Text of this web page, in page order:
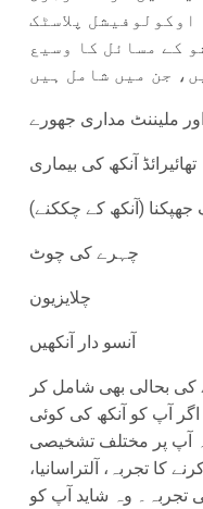
پلاسٹک
کے مسائل کا وسیع
ملیننٹ مداری جھورے
تھائیرائڈ آنکھ کی بیماری
جھپکنا (آنکھ کے چککنے)
چہرے کی چوٹ
چلایزیون
آنسو دار آنکھیں
کی بحالی بھی شامل کر
آپ کو آنکھ کی کوئی
آپ پر مختلف تشخیصی
کا تجربہ، آلتراسانیا،
تجربہ۔ وہ شاید آپ کو